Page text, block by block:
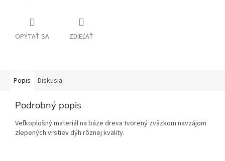
OPÝTAŤ SA ZDIEĽAŤ
Popis Diskusia
Podrobný popis
Veľkoplošný materiál na báze dreva tvorený zväzkom navzájom
zlepených vrstiev dýh rôznej kvality.